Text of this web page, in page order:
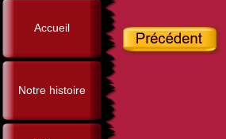
Accueil
Notre histoire